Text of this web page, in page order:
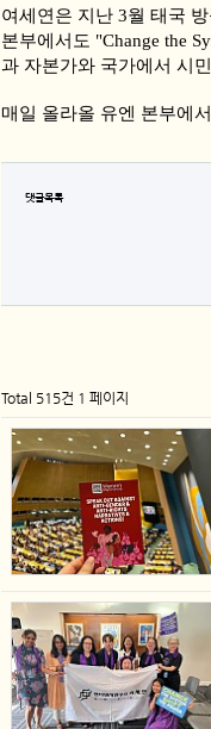
여세연은 지난 3월 태국
본부에서도 "Change the
과 자본가와 국가에서 시
매일 올라올 유엔 본부에
댓글목록
Total 515건 1 페이지